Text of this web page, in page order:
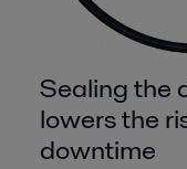
Sealing the
lowers the
downtime